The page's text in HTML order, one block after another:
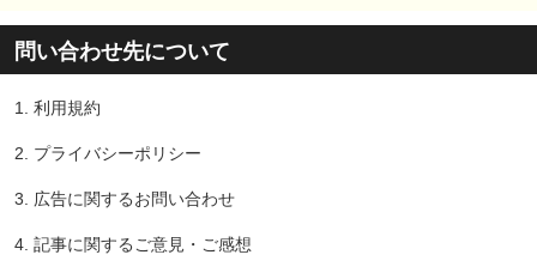
問い合わせ先について
1. 利用規約
2. プライバシーポリシー
3. 広告に関するお問い合わせ
4. 記事に関するご意見・ご感想